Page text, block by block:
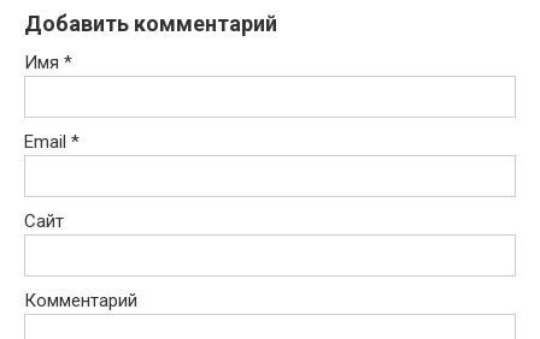
Добавить комментарий
Имя *
Email *
Сайт
Комментарий